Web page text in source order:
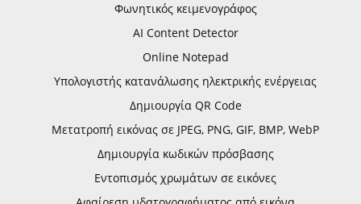
Φωνητικός κειμενογράφος
AI Content Detector
Online Notepad
Υπολογιστής κατανάλωσης ηλεκτρικής ενέργειας
Δημιουργία QR Code
Μετατροπή εικόνας σε JPEG, PNG, GIF, BMP, WebP
Δημιουργία κωδικών πρόσβασης
Εντοπισμός χρωμάτων σε εικόνες